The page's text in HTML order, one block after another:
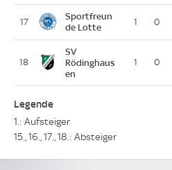
17
Sportfreun
de Lotte
1 0
18
SV
Rödinghaus
en
1 0
Legende
1.: Aufsteiger
15., 16., 17., 18.: Absteiger